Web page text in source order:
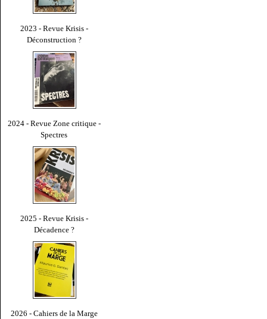
2023 - Revue Krisis -
Déconstruction ?
2024 - Revue Zone critique -
Spectres
2025 - Revue Krisis -
Décadence ?
2026 - Cahiers de la Marge